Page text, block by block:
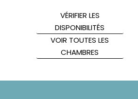
VÉRIFIER LES
DISPONIBILITÉS
VOIR TOUTES LES
CHAMBRES